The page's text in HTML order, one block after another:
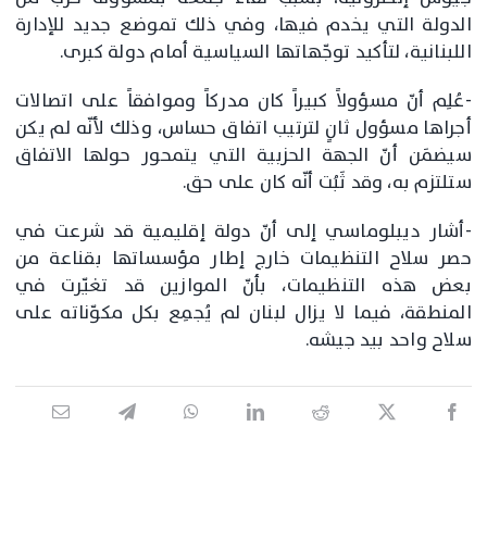
الدولة التي يخدم فيها، وفي ذلك تموضع جديد للإدارة
اللبنانية، لتأكيد توجّهاتها السياسية أمام دولة كبرى.
-عُلِم أنّ مسؤولاً كبيراً كان مدركاً وموافقاً على اتصالات
أجراها مسؤول ثانٍ لترتيب اتفاق حساس، وذلك لأنّه لم يكن
سيضمَن أنّ الجهة الحزبية التي يتمحور حولها الاتفاق
ستلتزم به، وقد ثَبُت أنّه كان على حق.
-أشار ديبلوماسي إلى أنّ دولة إقليمية قد شرعت في
حصر سلاح التنظيمات خارج إطار مؤسساتها بقناعة من
بعض هذه التنظيمات، بأنّ الموازين قد تغيّرت في
المنطقة، فيما لا يزال لبنان لم يُجمِع بكل مكوّناته على
سلاح واحد بيد جيشه.